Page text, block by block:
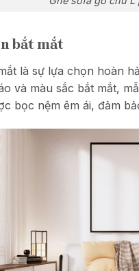
bắt mắt
là sự lựa chọn hoàn
và màu sắc bắt mắt,
bọc nệm êm ái, đảm